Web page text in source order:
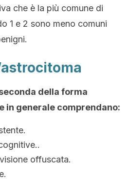
che è la più comune di
1 e 2 sono meno comuni
della forma
in generale comprendano:
offuscata.